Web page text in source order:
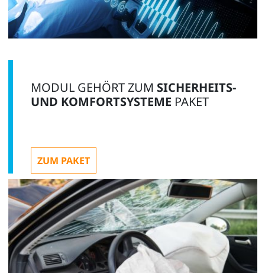
MODUL GEHÖRT ZUM SICHERHEITS-
UND KOMFORTSYSTEME PAKET
ZUM PAKET